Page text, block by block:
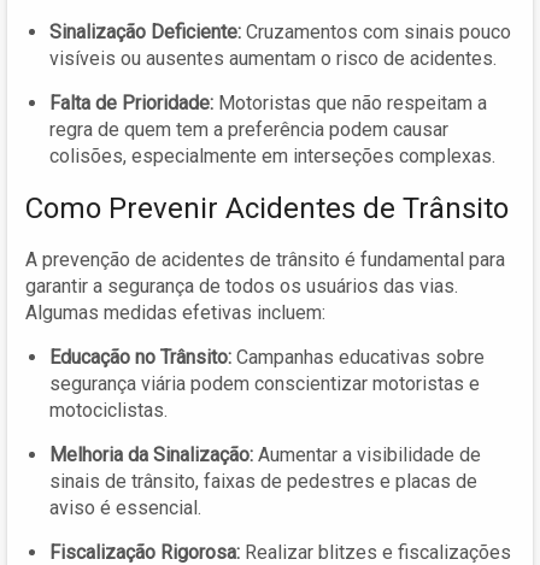
Sinalização Deficiente: Cruzamentos com sinais pouco
visíveis ou ausentes aumentam o risco de acidentes.
Falta de Prioridade: Motoristas que não respeitam a
regra de quem tem a preferência podem causar
colisões, especialmente em interseções complexas.
Como Prevenir Acidentes de Trânsito
A prevenção de acidentes de trânsito é fundamental para
garantir a segurança de todos os usuários das vias.
Algumas medidas efetivas incluem:
Educação no Trânsito: Campanhas educativas sobre
segurança viária podem conscientizar motoristas e
motociclistas.
Melhoria da Sinalização: Aumentar a visibilidade de
sinais de trânsito, faixas de pedestres e placas de
aviso é essencial.
Fiscalização Rigorosa: Realizar blitzes e fiscalizações